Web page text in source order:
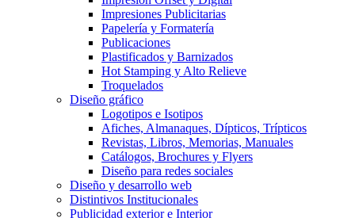
Impresiones Publicitarias
Papelería y Formatería
Publicaciones
Plastificados y Barnizados
Hot Stamping y Alto Relieve
Troquelados
Diseño gráfico
Logotipos e Isotipos
Afiches, Almanaques, Dípticos, Trípticos
Revistas, Libros, Memorias, Manuales
Catálogos, Brochures y Flyers
Diseño para redes sociales
Diseño y desarrollo web
Distintivos Institucionales
Publicidad exterior e Interior